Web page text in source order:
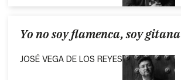
Yo no soy flamenca, soy gitana
JOSÉ VEGA DE LOS REYES